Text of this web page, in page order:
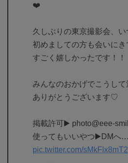
❤️
久しぶりの東京撮影会、
初めましての方も会いにき
すごく嬉しかったです！！
みんなのおかげでこうし
ありがとうございます♡
掲載許可▶️ photo@eee-
使ってもいいやつ▶️DMへ…
pic.twitter.com/sMkFlx8mT2